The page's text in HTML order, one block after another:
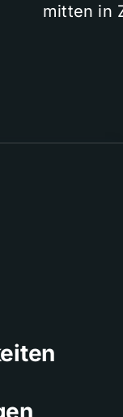
mitten in